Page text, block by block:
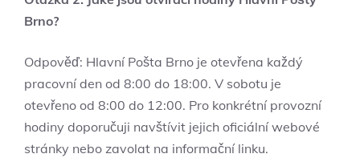
Brno?
Odpověď: Hlavní Pošta Brno je otevřena každý
pracovní den od 8:00 do 18:00. V sobotu je
otevřeno od 8:00 do 12:00. Pro konkrétní provozní
hodiny doporučuji navštívit jejich oficiální webové
stránky nebo zavolat na informační linku.